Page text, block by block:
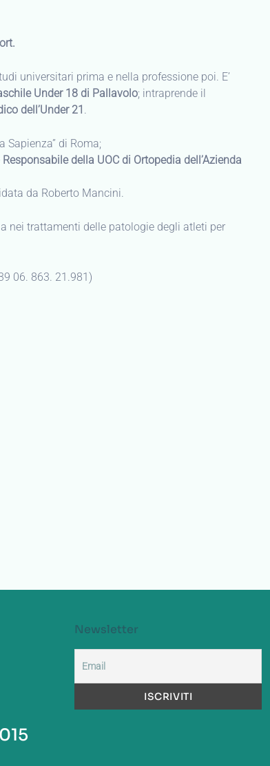
universitari prima e nella professione poi. E’
Under 18 di Pallavolo; intraprende il
dell’Under 21 .
Sapienza” di Roma;
Responsabile della UOC di Ortopedia dell’Azienda
da Roberto Mancini.
nei trattamenti delle patologie degli atleti per
06. 863. 21.981)
Newsletter